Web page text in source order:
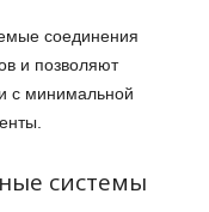
соединения
и позволяют
с минимальной
системы